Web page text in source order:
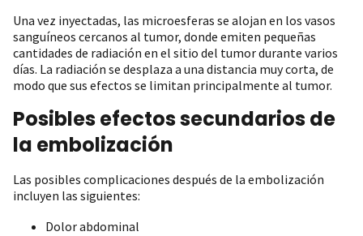
Una vez inyectadas, las microesferas se alojan en los vasos
sanguíneos cercanos al tumor, donde emiten pequeñas
cantidades de radiación en el sitio del tumor durante varios
días. La radiación se desplaza a una distancia muy corta, de
modo que sus efectos se limitan principalmente al tumor.
Posibles efectos secundarios de
la embolización
Las posibles complicaciones después de la embolización
incluyen las siguientes:
Dolor abdominal